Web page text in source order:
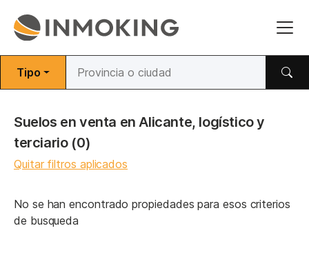
Tipo
Suelos en venta en Alicante, logístico y
terciario (0)
Quitar filtros aplicados
No se han encontrado propiedades para esos criterios
de busqueda